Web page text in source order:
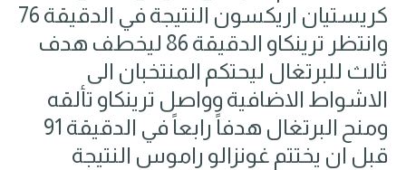
كريستيان اريكسون النتيجة في الدقيقة 76
وانتظر ترينكاو الدقيقة 86 ليخطف هدف
ثالث للبرتغال ليحتكم المنتخبان الى
الاشواط الاضافية وواصل ترينكاو تألقه
ومنح البرتغال هدفاً رابعاً في الدقيقة 91
قبل ان يختتم غونزالو راموس النتيجة